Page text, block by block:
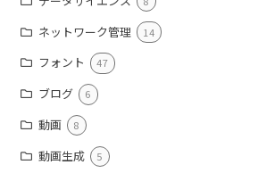
ネットワーク管理 14
フォント 47
ブログ 6
動画 8
動画生成 5